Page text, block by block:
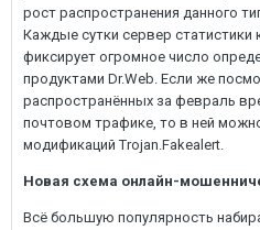
рост распространения данного
Каждые сутки сервер
фиксирует огромное число
продуктами Dr.Web. Если же
распространённых за февраль
почтовом трафике, то в ней
модификаций Trojan.Fakealert.
Новая схема онлайн-
Всё большую популярность